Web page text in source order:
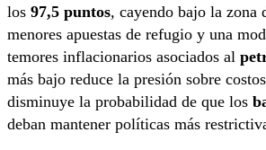
los 97,5 puntos, cayendo bajo la zona
menores apuestas de refugio y una
temores inflacionarios asociados al
más bajo reduce la presión sobre
disminuye la probabilidad de que los
deban mantener políticas más